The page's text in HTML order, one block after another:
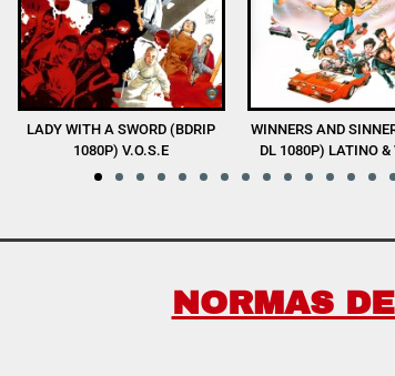
WINNERS AND SINNERS (WEB-
DL 1080P) LATINO & V.O.S.E
VENGEANCE OF A
(BDRIP 1080P)
NORMAS